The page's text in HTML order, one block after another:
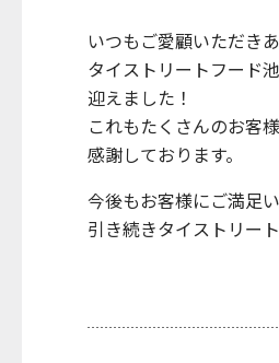
いつもご愛顧いただき
タイストリートフード
迎えました！
これもたくさんのお客
感謝しております。
今後もお客様にご満足
引き続きタイストリー